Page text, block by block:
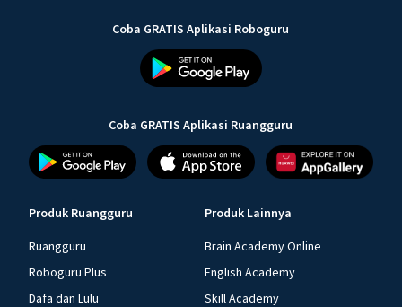
Coba GRATIS Aplikasi Roboguru
Coba GRATIS Aplikasi Ruangguru
Produk Ruangguru
Ruangguru
Roboguru Plus
Dafa dan Lulu
Produk Lainnya
Brain Academy Online
English Academy
Skill Academy